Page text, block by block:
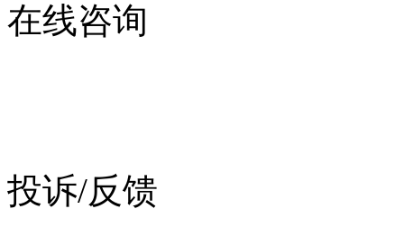
在线咨询
投诉/反馈